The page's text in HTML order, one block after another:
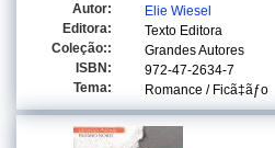
Autor:
Elie Wiesel
Editora:
Texto Editora
Coleção::
Grandes Autores
ISBN:
972-47-2634-7
Tema:
Romance / Ficã‡ãƒo